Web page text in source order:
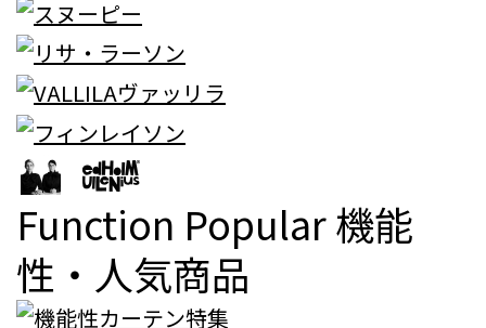
Function Popular機能
性・人気商品